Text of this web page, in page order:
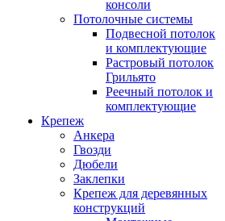
консоли
Потолочные системы
Подвесной потолок
и комплектующие
Растровый потолок
Грильято
Реечный потолок и
комплектующие
Крепеж
Анкера
Гвозди
Дюбели
Заклепки
Крепеж для деревянных
конструкций